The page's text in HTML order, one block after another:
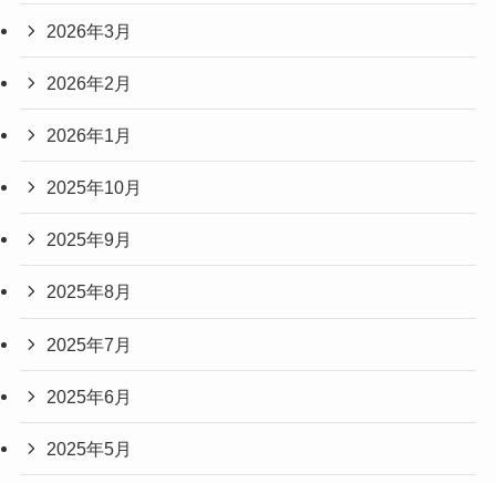
2026年3月
2026年2月
2026年1月
2025年10月
2025年9月
2025年8月
2025年7月
2025年6月
2025年5月